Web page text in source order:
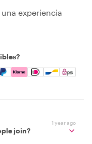
experiencia
Apple Pay, Google
1 year ago
join?